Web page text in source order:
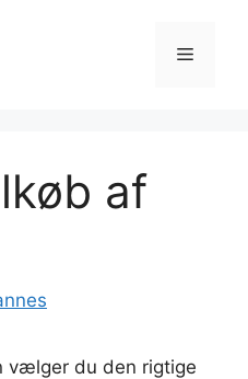
Menu
af
vælger du den rigtige